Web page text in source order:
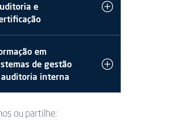
e
em
de gestão
interna
ou partilhe: